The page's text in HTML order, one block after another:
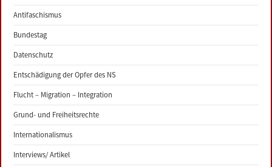
Antifaschismus
Bundestag
Datenschutz
Entschädigung der Opfer des NS
Flucht – Migration – Integration
Grund- und Freiheitsrechte
Internationalismus
Interviews/ Artikel